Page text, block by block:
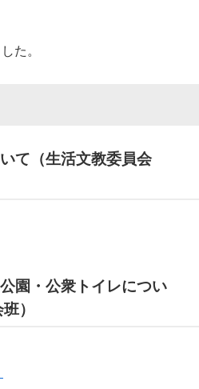
た。
て（生活文教委員会
園・公衆トイレについ
）